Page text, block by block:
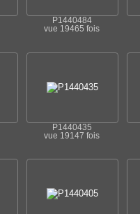
P1440484
vue 19465 fois
P1440435
vue 19147 fois